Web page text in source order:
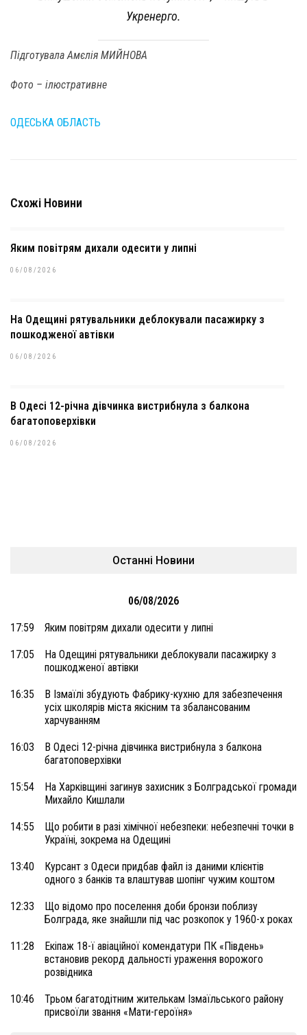
Укренерго.
Підготувала Амєлія МИЙНОВА
Фото – ілюстративне
ОДЕСЬКА ОБЛАСТЬ
Схожі Новини
Яким повітрям дихали одесити у липні
06/08/2026
На Одещині рятувальники деблокували пасажирку з
пошкодженої автівки
06/08/2026
В Одесі 12-річна дівчинка вистрибнула з балкона
багатоповерхівки
06/08/2026
Останні Новини
06/08/2026
17:59 Яким повітрям дихали одесити у липні
17:05
На Одещині рятувальники деблокували пасажирку з
пошкодженої автівки
16:35
В Ізмаїлі збудують Фабрику-кухню для забезпечення
усіх школярів міста якісним та збалансованим
харчуванням
16:03
В Одесі 12-річна дівчинка вистрибнула з балкона
багатоповерхівки
15:54
На Харківщині загинув захисник з Болградської громади
Михайло Кишлали
14:55
Що робити в разі хімічної небезпеки: небезпечні точки в
Україні, зокрема на Одещині
13:40
Курсант з Одеси придбав файл із даними клієнтів
одного з банків та влаштував шопінг чужим коштом
12:33
Що відомо про поселення доби бронзи поблизу
Болграда, яке знайшли під час розкопок у 1960-х роках
11:28
Екіпаж 18-ї авіаційної комендатури ПК «Південь»
встановив рекорд дальності ураження ворожого
розвідника
10:46
Трьом багатодітним жителькам Ізмаїльського району
присвоїли звання «Мати-героїня»